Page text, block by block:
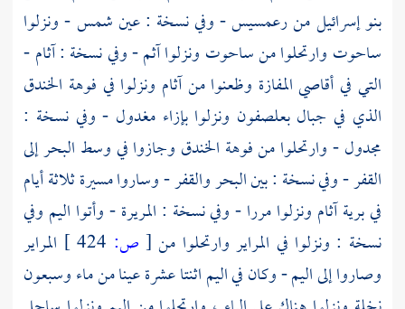
بنو إسرائيل منرعمسيس- وفي نسخة :عين شمس- ونزلوا
ساحوت وارتحلوا منساحوت ونزلواآثم- وفي نسخة :آثام-
التي في أقاصي المفازة وظعنوا منآثام ونزلوا في فوهة الخندق
الذي في جبالبعلصفون ونزلوا بإزاءمغدول - وفي نسخة :
مجدول - وارتحلوا من فوهة الخندق وجازوا في وسط البحر إلى
القفر - وفي نسخة : بين البحر والقفر - وساروا مسيرة ثلاثة أيام
في برية آثام ونزلوا مررا - وفي نسخة : المريرة - وأتوا اليم وفي
نسخة : ونزلوا في المراير وارتحلوا من [ ص:
المراير
وصاروا إلى اليم - وكان في اليم اثنتا عشرة عينا من ماء وسبعون